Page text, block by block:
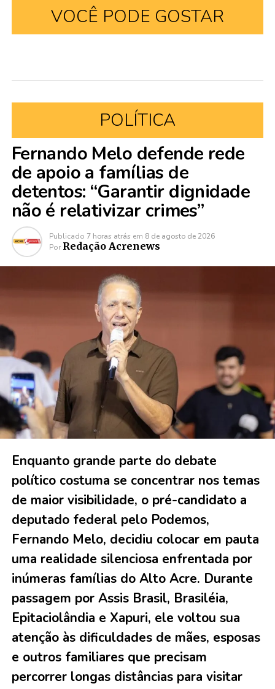
VOCÊ PODE GOSTAR
POLÍTICA
Fernando Melo defende rede
de apoio a famílias de
detentos: “Garantir dignidade
não é relativizar crimes”
Publicado 7 horas atrás em 8 de agosto de 2026
Por Redação Acrenews
Enquanto grande parte do debate
político costuma se concentrar nos temas
de maior visibilidade, o pré-candidato a
deputado federal pelo Podemos,
Fernando Melo, decidiu colocar em pauta
uma realidade silenciosa enfrentada por
inúmeras famílias do Alto Acre. Durante
passagem por Assis Brasil, Brasiléia,
Epitaciolândia e Xapuri, ele voltou sua
atenção às dificuldades de mães, esposas
e outros familiares que precisam
percorrer longas distâncias para visitar